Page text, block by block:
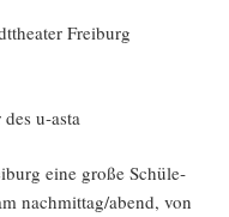
Freiburg
u‑asta
eine gro­ße Schü­le­
nachmittag/abend, von